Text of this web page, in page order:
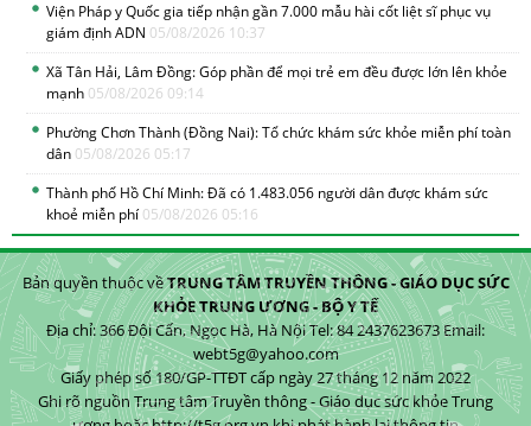
Viện Pháp y Quốc gia tiếp nhận gần 7.000 mẫu hài cốt liệt sĩ phục vụ
giám định ADN 05/08/2026 10:37
Xã Tân Hải, Lâm Đồng: Góp phần để mọi trẻ em đều được lớn lên khỏe
mạnh 05/08/2026 09:14
Phường Chơn Thành (Đồng Nai): Tổ chức khám sức khỏe miễn phí toàn
dân 05/08/2026 05:17
Thành phố Hồ Chí Minh: Đã có 1.483.056 người dân được khám sức
khoẻ miễn phí 05/08/2026 05:16
Bản quyền thuộc vềTRUNG TÂM TRUYỀN THÔNG - GIÁO DỤC SỨC
KHỎE TRUNG ƯƠNG - BỘ Y TẾ
Địa chỉ: 366 Đội Cấn, Ngọc Hà, Hà Nội Tel: 84 2437623673 Email:
webt5g@yahoo.com
Giấy phép số 180/GP-TTĐT cấp ngày 27 tháng 12 năm 2022
Ghi rõ nguồn Trung tâm Truyền thông - Giáo dục sức khỏe Trung